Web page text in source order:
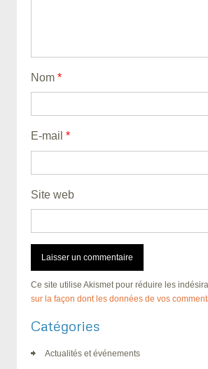
Nom *
E-mail *
Site web
Ce site utilise Akismet pour réduire les
sur la façon dont les données de vos
Catégories
Actualités et événements